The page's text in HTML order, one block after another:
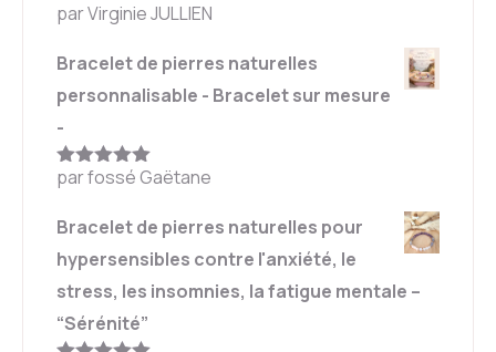
Note5sur
par Virginie JULLIEN
Bracelet de pierres naturelles
personnalisable - Bracelet sur mesure
-
Note5sur
par fossé Gaëtane
Bracelet de pierres naturelles pour
hypersensibles contre l'anxiété, le
stress, les insomnies, la fatigue mentale –
“Sérénité”